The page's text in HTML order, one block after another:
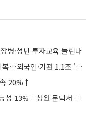
병·청년 투자교육 늘린다
美 증시 훈풍, 코스피 8700선 회복…외국인·기관 1.1조 '사자'
20%↑
美 클래리티 법안 연내 통과 가능성 13%…상원 문턱서 제동